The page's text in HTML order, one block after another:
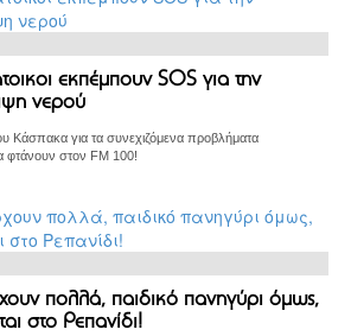
εκπέμπουν SOS για την
νερού
Κάσπακα για τα συνεχιζόμενα προβλήματα
φτάνουν στον FM 100!
πολλά, παιδικό πανηγύρι όμως,
στο Ρεπανίδι!